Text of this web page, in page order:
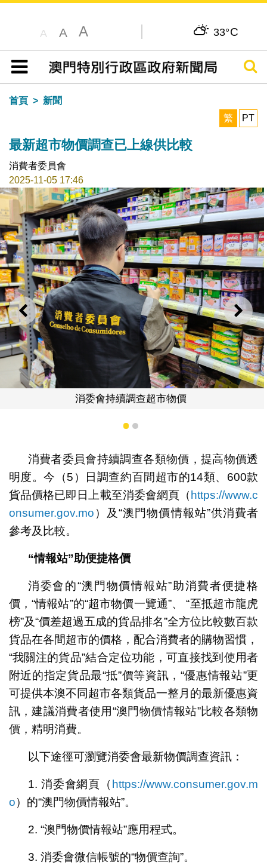
A A A 33°C
目錄
搜尋
首頁
新聞
繁
PT
最新超市物價調查已上線供比較
消費者委員會
2025-11-05 17:46
上一則 下一
請下載“澳門物價情
1 2
消費者委員會持續調查各類物價，提高物價透
明度。今（5）日調查約百間超市的14類、600款
貨品價格已即日上載至消委會網頁（ https://www.c
onsumer.gov.mo ）及“澳門物價情報站”供消費者
參考及比較。
“情報站”助便捷格價
消委會的“澳門物價情報站”助消費者便捷格
價，“情報站”的“超市物價一覽通”、 “至抵超市龍虎
榜”及“價差超過五成的貨品排名”全方位比較數百款
貨品在各間超市的價格，配合消費者的購物習慣，
“我關注的貨品”結合定位功能，可直接找到使用者
附近的指定貨品最“抵”價等資訊，“優惠情報站”更
可提供本澳不同超市各類貨品一整月的最新優惠資
訊，建議消費者使用“澳門物價情報站”比較各類物
價，精明消費。
以下途徑可瀏覽消委會最新物價調查資訊：
1. 消委會網頁（ https://www.consumer.gov.m
o）的“澳門物價情報站”。
2. “澳門物價情報站”應用程式。
3. 消委會微信帳號的“物價查詢”。